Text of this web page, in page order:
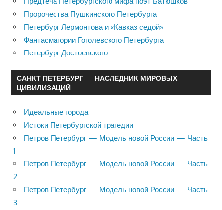
Пророчества Пушкинского Петербурга
Петербург Лермонтова и «Кавказ седой»
Фантасмагории Гоголевского Петербурга
Петербург Достоевского
САНКТ ПЕТЕРБУРГ — НАСЛЕДНИК МИРОВЫХ
ЦИВИЛИЗАЦИЙ
Идеальные города
Истоки Петербургской трагедии
Петров Петербург — Модель новой России — Часть
1
Петров Петербург — Модель новой России — Часть
2
Петров Петербург — Модель новой России — Часть
3